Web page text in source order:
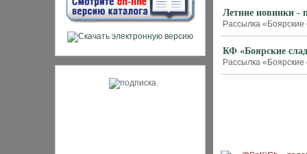
Летние новинки -
Рассылка
КФ «Боярские
Рассылка «Боярские